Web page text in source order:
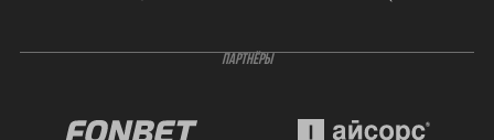
ПАРТНЁРЫ